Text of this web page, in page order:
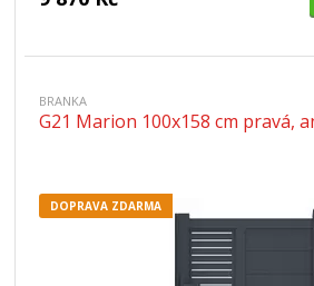
BRANKA
G21 Marion 100x158 cm pravá,
DOPRAVA ZDARMA